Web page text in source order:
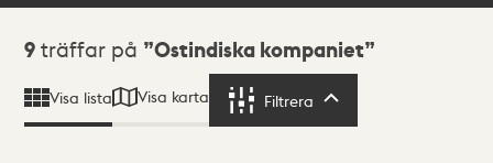
Sökresultat
9 träffar på Ostindiska kompaniet
Visa lista Visa karta Filtrera